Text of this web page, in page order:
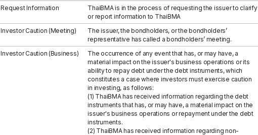
Request Information
ThaiBMA is in the process of requesting the issuer to clarify
or report information to ThaiBMA
Investor Caution (Meeting)
The issuer, the bondholders, or the bondholders’
representative has called a bondholders’ meeting.
Investor Caution (Business)
The occurrence of any event that has, or may have, a
material impact on the issuer's business operations or its
ability to repay debt under the debt instruments, which
constitutes a case where investors must exercise caution
in investing, as follows:
(1) ThaiBMA has received information regarding the debt
instruments that has, or may have, a material impact on the
issuer's business operations or repayment under the debt
instruments.
(2) ThaiBMA has received information regarding non-